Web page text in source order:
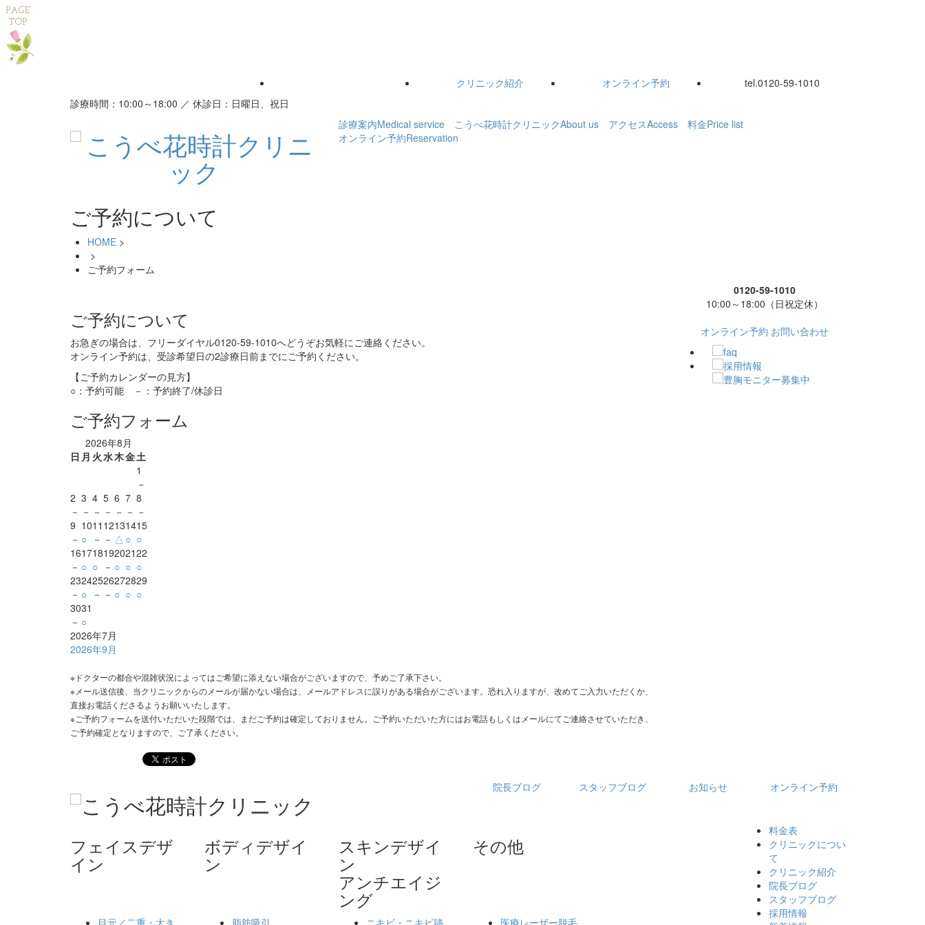
クリニック紹介 オンライン予約 tel.0120-59-1010
診療時間：10:00～18:00 ／ 休診日：日曜日、祝日
診療案内Medical service こうべ花時計クリニックAbout us アクセスAccess 料金Price list
オンライン予約Reservation
ご予約について
HOME >
>
ご予約フォーム
ご予約について
お急ぎの場合は、フリーダイヤル0120-59-1010へどうぞお気軽にご連絡ください。
オンライン予約は、受診希望日の2診療日前までにご予約ください。
【ご予約カレンダーの見方】
○：予約可能 －：予約終了/休診日
ご予約フォーム
2026年8月
日 月 火水木金土
1
－
2
－
3
－
4
－
5
－
6
－
7
－
8
－
9
－
10
○
11
－
12
－
13
△
14
○
15
○
16
－
17
○
18
○
19
－
20
○
21
○
22
○
23
－
24
○
25
－
26
－
27
○
28
○
29
○
30
－
31
○
2026年7月
2026年9月
※ドクターの都合や混雑状況によってはご希望に添えない場合がございますので、予めご了承下さい。
※メール送信後、当クリニックからのメールが届かない場合は、メールアドレスに誤りがある場合がございます。恐れ入りますが、改めてご入力いただくか、
直接お電話くださるようお願いいたします。
※ご予約フォームを送付いただいた段階では、まだご予約は確定しておりません。ご予約いただいた方にはお電話もしくはメールにてご連絡させていただき、
ご予約確定となりますので、ご了承ください。
0120-59-1010
10:00～18:00（日祝定休）
オンライン予約 お問い合わせ
院長ブログ スタッフブログ お知らせ オンライン予約
フェイスデザ
イン
目元／二重・大き
ボディデザイ
ン
脂肪吸引
スキンデザイ
ン
アンチエイジ
ング
ニキビ・ニキビ跡
その他
医療レーザー脱毛
料金表
クリニックについ
て
クリニック紹介
院長ブログ
スタッフブログ
採用情報